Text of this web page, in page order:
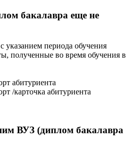
бакалавра еще не
указанием периода обучения
полученные во время обучения в
абитуриента
/карточка абитуриента
ВУЗ (диплом бакалавра